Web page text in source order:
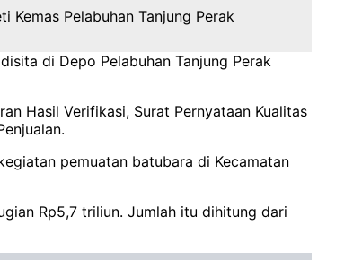
Pelabuhan Tanjung Perak
di Depo Pelabuhan Tanjung Perak
Hasil Verifikasi, Surat Pernyataan Kualitas
pemuatan batubara di Kecamatan
Rp5,7 triliun. Jumlah itu dihitung dari